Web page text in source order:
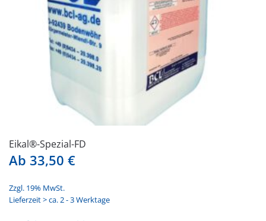
Eikal®-Spezial-FD
Ab 33,50 €
Zzgl. 19% MwSt.
Lieferzeit > ca. 2 - 3 Werktage